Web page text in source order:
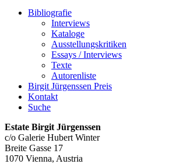
Bibliografie
Interviews
Kataloge
Ausstellungskritiken
Essays / Interviews
Texte
Autorenliste
Birgit Jürgenssen Preis
Kontakt
Suche
Estate Birgit Jürgenssen
c/o Galerie Hubert Winter
Breite Gasse 17
1070 Vienna, Austria